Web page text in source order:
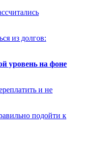
из долгов:
уровень на фоне
и не
подойти к